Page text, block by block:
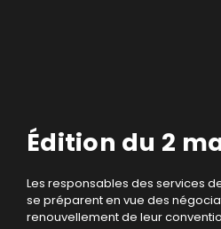
Édition du 2
Les responsables des services
se préparent en vue des
renouvellement de leur